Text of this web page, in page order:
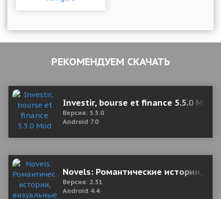
РЕКОМЕНДУЕМ СКАЧАТЬ
Investir, bourse et finance 5.5.0 Mod
Версия: 5.5.0
Android 7.0
Novels: Романтические истории,
Версия: 2.51
Android 4.4